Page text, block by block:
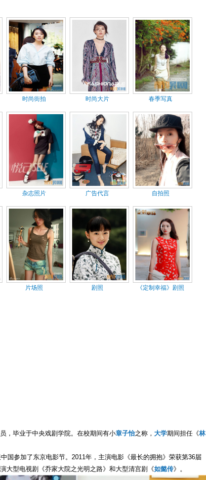
时尚街拍 时尚大片 春季写真
杂志照片 广告代言 自拍照
片场照 剧照 《定制幸福》剧照
，毕业于中央戏剧学院。在校期间有小章子怡之称， 大学期间担任《林
国参加了东京电影节。2011年，主演电影《最长的拥抱》荣获第36届
大型电视剧《乔家大院之光明之路》和大型清宫剧《如懿传》。